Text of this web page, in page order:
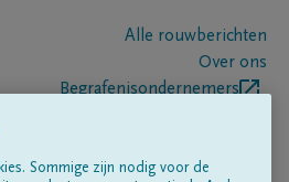
Alle rouwberichten
Over ons
Begrafenisondernemers
Sommige zijn nodig voor de